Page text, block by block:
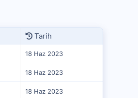
Tarih
18 Haz 2023
18 Haz 2023
18 Haz 2023